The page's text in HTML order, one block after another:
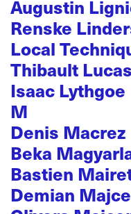
Augustin
Renske
Local
Thibault Lucas
Isaac Lythgoe
M
Denis Macrez
Beka
Bastien
Demian